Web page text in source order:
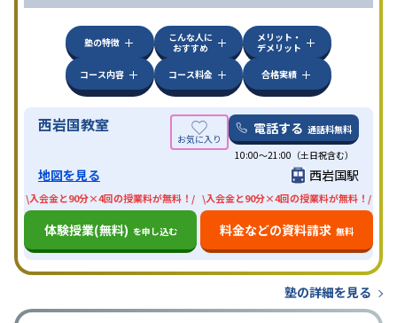
塾の特徴
こんな人に
おすすめ
メリット・
デメリット
コース内容
コース料金 合格実績
西岩国教室 電話する 通話料無料
10:00〜21:00（土日祝含む）
地図を見る 西岩国駅
\入会金と90分×4回の授業料が無料！/
体験授業(無料) を申し込む
\入会金と90分×4回の授業料が無料！/
料金などの資料請求 無料
塾の詳細を見る